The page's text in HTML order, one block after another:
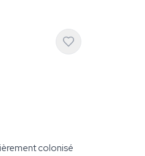
colonisé